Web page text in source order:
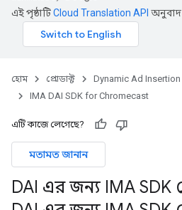
এই পৃষ্ঠাটিCloud Translation API অনুবাদ
হোম প্রোডাক্ট
Dynamic Ad Insertion
IMA DAI SDK for Chromecast
এটি কাজে লেগেছে?
মতামত জানান
DAI এর জন্য IMA